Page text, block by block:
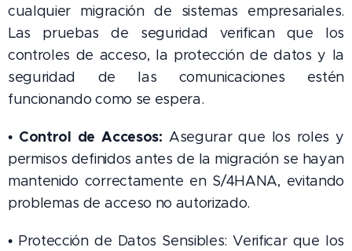
cualquier migración de sistemas empresariales.
Las pruebas de seguridad verifican que los
controles de acceso, la protección de datos y la
seguridad de las comunicaciones estén
funcionando como se espera.
• Control de Accesos: Asegurar que los roles y
permisos definidos antes de la migración se hayan
mantenido correctamente en S/4HANA, evitando
problemas de acceso no autorizado.
• Protección de Datos Sensibles: Verificar que los